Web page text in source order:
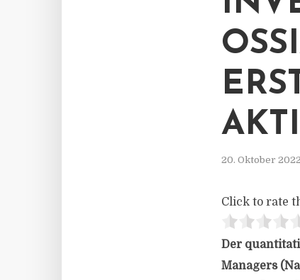
20. Oktober 2022
Click to rate
Der
Managers